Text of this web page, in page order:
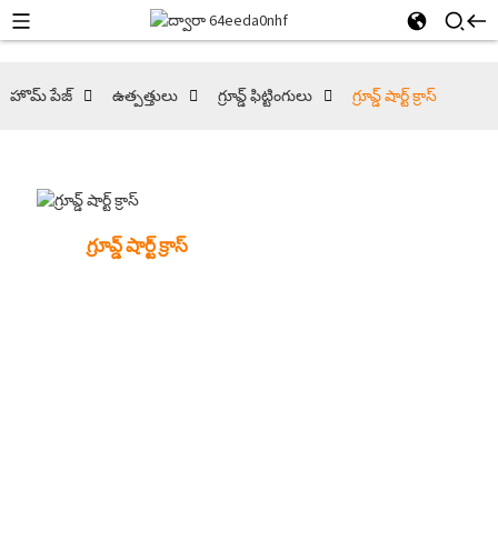
హొమ్ పేజ్ ఉత్పత్తులు గ్రూవ్డ్ ఫిట్టింగులు గ్రూవ్డ్ షార్ట్ క్రాస్
గ్రూవ్డ్ షార్ట్ క్రాస్